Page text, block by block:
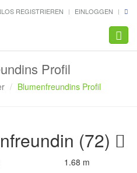
REGISTRIEREN EINLOGGEN
Profil
Blumenfreundins Profil
(72)
1.68 m